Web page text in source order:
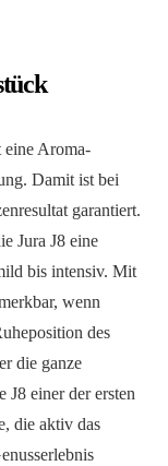
eine Aroma-
Damit ist bei
garantiert.
Jura J8 eine
bis intensiv. Mit
wenn
des
die ganze
J8 einer der ersten
die aktiv das